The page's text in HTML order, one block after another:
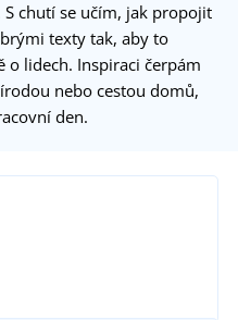
chutí se učím, jak propojit
texty tak, aby to
o lidech. Inspiraci čerpám
nebo cestou domů,
den.